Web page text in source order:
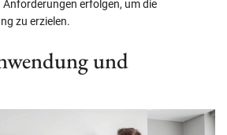
erfolgen, um die
zu erzielen.
und